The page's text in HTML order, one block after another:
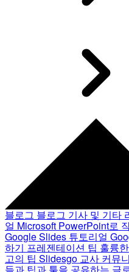
블로그 블로그 기사 및 기타
얼 Microsoft PowerPoint로
Google Slides 튜토리얼
하기 프레젠테이션 팁 훌륭
고의 팁 Slidesgo 교사 커뮤